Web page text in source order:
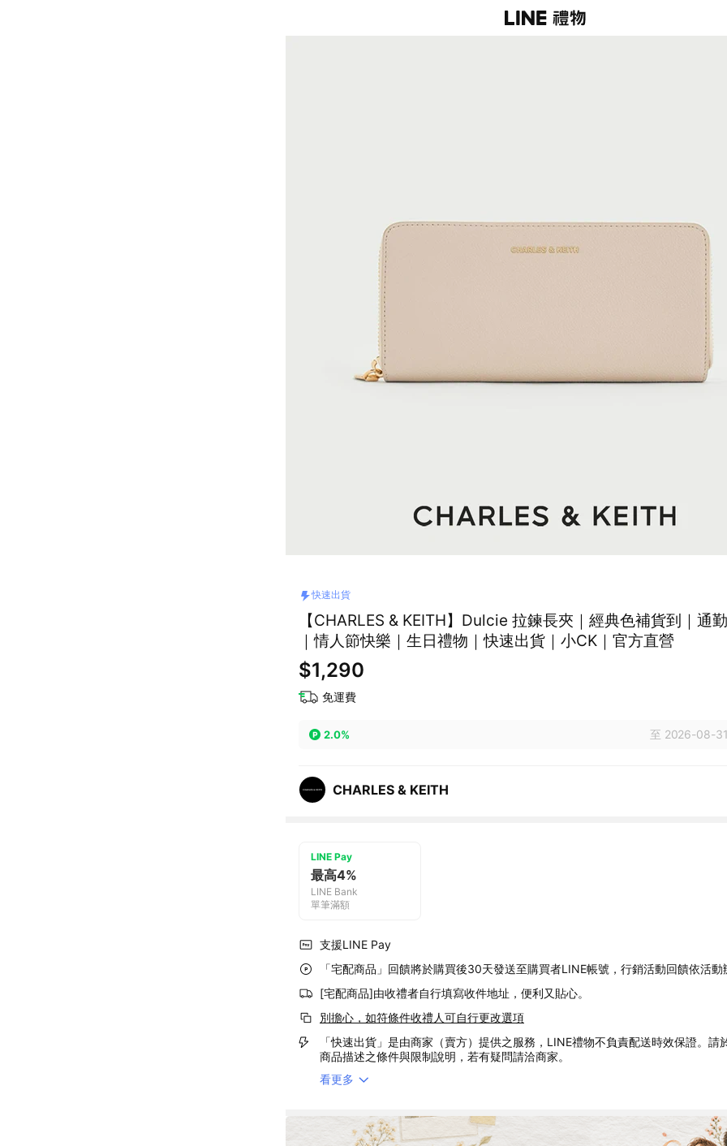
快速出貨
【CHARLES & KEITH】Dulcie 拉鍊長夾｜經典色補貨到｜通
｜情人節快樂｜生日禮物｜快速出貨｜小CK｜官方直營
$1,290
免運費
2.0% 至 2026-08-
CHARLES & KEITH
LINE Pay
最高4%
LINE Bank
單筆滿額
支援LINE Pay
「宅配商品」回饋將於購買後30天發送至購買者LINE帳號，行銷活動回饋依活動
[宅配商品]由收禮者自行填寫收件地址，便利又貼心。
別擔心，如符條件收禮人可自行更改選項
「快速出貨」是由商家（賣方）提供之服務，LINE禮物不負責配送時效保證。請
商品描述之條件與限制說明，若有疑問請洽商家。
看更多